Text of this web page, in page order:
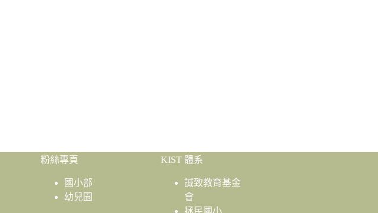
粉絲專頁
國小部
幼兒園
KIST 體系
誠致教育基金
會
拯民國小